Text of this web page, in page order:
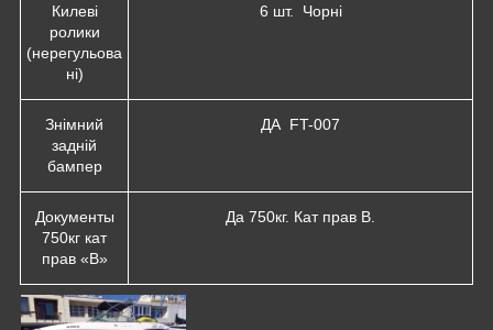
Килеві
ролики
(нерегульова
ні)
6 шт. Чорні
Знімний
задній
бампер
ДА FT-007
Документы
750кг кат
прав «В»
Да 750кг. Кат прав В.